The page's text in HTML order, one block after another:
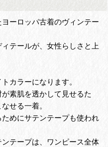
ーロッパ古着のヴィンテー
テールが、女性らしさと上
カラーになります。
素肌を透かして見せるた
せる一着。
めにサテンテープも使われ
テープは、ワンピース全体